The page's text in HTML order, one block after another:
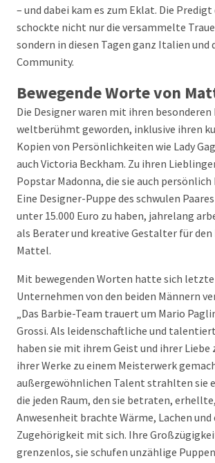
– und dabei kam es zum Eklat. Die
schockte nicht nur die versammelte
sondern in diesen Tagen ganz Italien und
Community.
Bewegende Worte von
Die Designer waren mit ihren
weltberühmt geworden, inklusive ihren
Kopien von Persönlichkeiten wie Lady
auch Victoria Beckham. Zu ihren
Popstar Madonna, die sie auch
Eine Designer-Puppe des schwulen
unter 15.000 Euro zu haben, jahrelang
als Berater und kreative Gestalter für
Mattel.
Mit bewegenden Worten hatte sich letzte
Unternehmen von den beiden Männern
„Das Barbie-Team trauert um Mario
Grossi. Als leidenschaftliche und
haben sie mit ihrem Geist und ihrer Liebe
ihrer Werke zu einem Meisterwerk
außergewöhnlichen Talent strahlten sie
die jeden Raum, den sie betraten,
Anwesenheit brachte Wärme, Lachen und
Zugehörigkeit mit sich. Ihre
grenzenlos, sie schufen unzählige